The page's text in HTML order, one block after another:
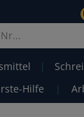
|
Hilfe |